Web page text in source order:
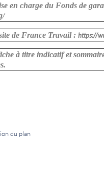
en charge du Fonds de
de France Travail :https://
à titre indicatif et
du plan